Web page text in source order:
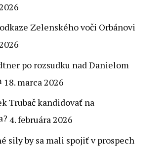
Zelenského voči Orbánovi
po rozsudku nad Danielom
18. marca 2026
Trubač kandidovať na
4. februára 2026
sily by sa mali spojiť v prospech